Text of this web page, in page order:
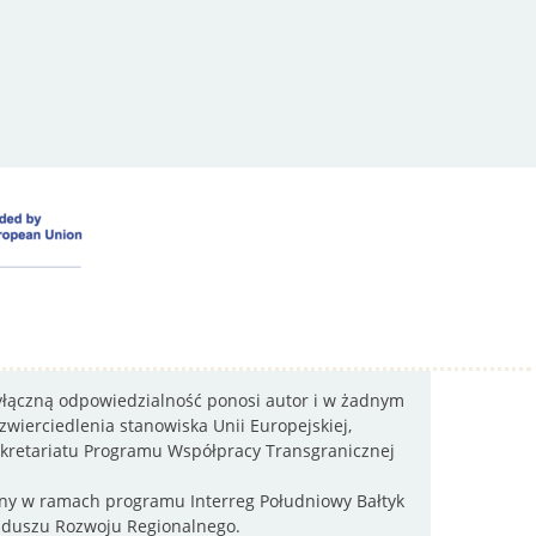
odpowiedzialność ponosi autor i w żadnym
stanowiska Unii Europejskiej,
Programu Współpracy Transgranicznej
w ramach programu Interreg Południowy Bałtyk
Rozwoju Regionalnego.